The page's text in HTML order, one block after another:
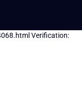
Verification: